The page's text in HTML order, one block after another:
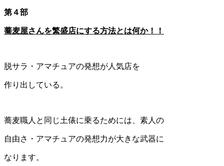
第４部
蕎麦屋さんを繁盛店にする方法とは何か！！
脱サラ・アマチュアの発想が人気店を
作り出している。
蕎麦職人と同じ土俵に乗るためには、素人の
自由さ・アマチュアの発想力が大きな武器に
なります。